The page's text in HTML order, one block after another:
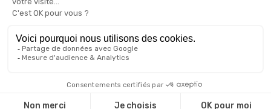
INFOS
CGV
Mentions légales